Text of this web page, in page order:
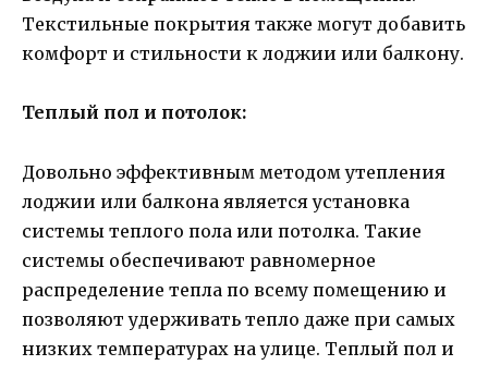
Текстильные покрытия также могут добавить
комфорт и стильности к лоджии или балкону.
Теплый пол и потолок:
Довольно эффективным методом утепления
лоджии или балкона является установка
системы теплого пола или потолка. Такие
системы обеспечивают равномерное
распределение тепла по всему помещению и
позволяют удерживать тепло даже при самых
низких температурах на улице. Теплый пол и